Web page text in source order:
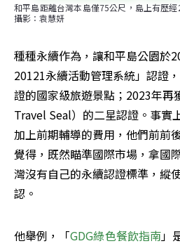
和平島距離台灣本島僅75公尺，島上有歷
攝影：袁慧妍
種種永續作為，讓和平島公園於
20121永續活動管理系統」認證
證的國家級旅遊景點；2023年再
Travel Seal）的二星認證。事實
加上前期輔導的費用，他們前前
覺得，既然瞄準國際市場，拿國
灣沒有自己的永續認證標準，縱
認。
他舉例，「GDG綠色餐飲指南」